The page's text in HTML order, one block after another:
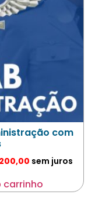
com
200,00 sem juros
carrinho